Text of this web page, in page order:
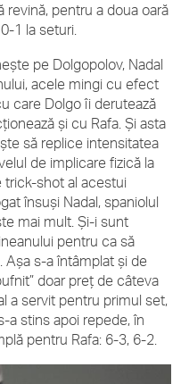
revină, pentru a doua oară
1 la seturi.
pe Dolgopolov, Nadal
acele mingi cu efect
care Dolgo îi derutează
şi cu Rafa. Şi asta
să replice intensitatea
de implicare fizică la
trick-shot al acestui
însuşi Nadal, spaniolul
mai mult. Şi-i sunt
pentru ca să
s-a întâmplat şi de
doar preţ de câteva
a servit pentru primul set,
a stins apoi repede, în
pentru Rafa: 6-3, 6-2.